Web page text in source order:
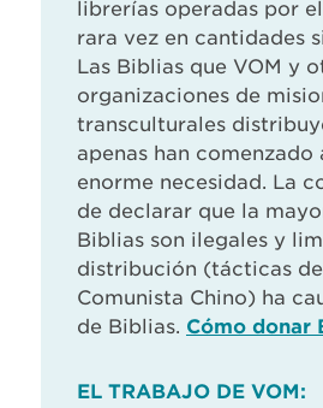
librerías operadas por
rara vez en cantidades
Las Biblias que VOM y
organizaciones de
transculturales
apenas han comenzado
enorme necesidad. La
de declarar que la
Biblias son ilegales y
distribución (tácticas
Comunista Chino) ha
de Biblias. Cómo donar
EL TRABAJO DE VOM: